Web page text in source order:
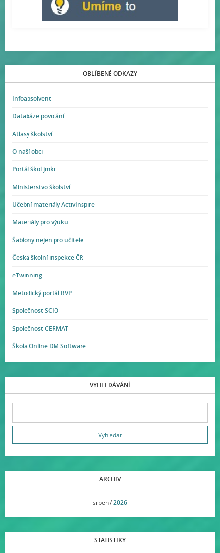
OBLÍBENÉ ODKAZY
Infoabsolvent
Databáze povolání
Atlasy školství
O naší obci
Portál škol jmkr.
Ministerstvo školství
Učební materiály ActivInspire
Materiály pro výuku
Šablony nejen pro učitele
Česká školní inspekce ČR
eTwinning
Metodický portál RVP
Společnost SCIO
Společnost CERMAT
Škola Online DM Software
VYHLEDÁVÁNÍ
ARCHIV
srpen /2026
STATISTIKY